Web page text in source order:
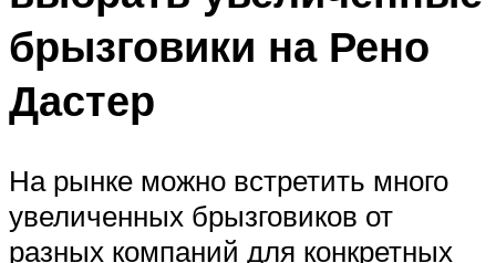
брызговики на Рено
Дастер
На рынке можно встретить много
увеличенных брызговиков от
разных компаний для конкретных